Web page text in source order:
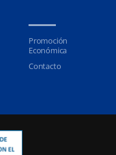
Promoción
Económica
Contacto